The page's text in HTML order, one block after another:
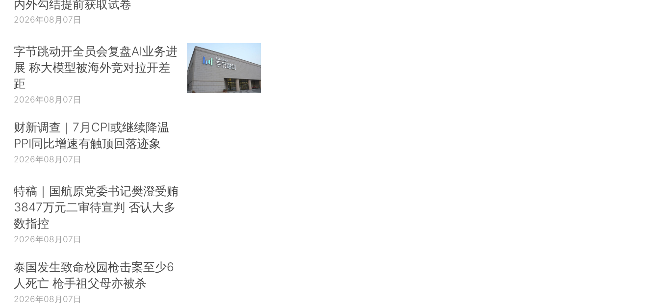
内外勾结提前获取试卷
2026年08月07日
字节跳动开全员会复盘AI业务进
展 称大模型被海外竞对拉开差
距
2026年08月07日
财新调查｜7月CPI或继续降温
PPI同比增速有触顶回落迹象
2026年08月07日
特稿｜国航原党委书记樊澄受贿
3847万元二审待宣判 否认大多
数指控
2026年08月07日
泰国发生致命校园枪击案至少6
人死亡 枪手祖父母亦被杀
2026年08月07日